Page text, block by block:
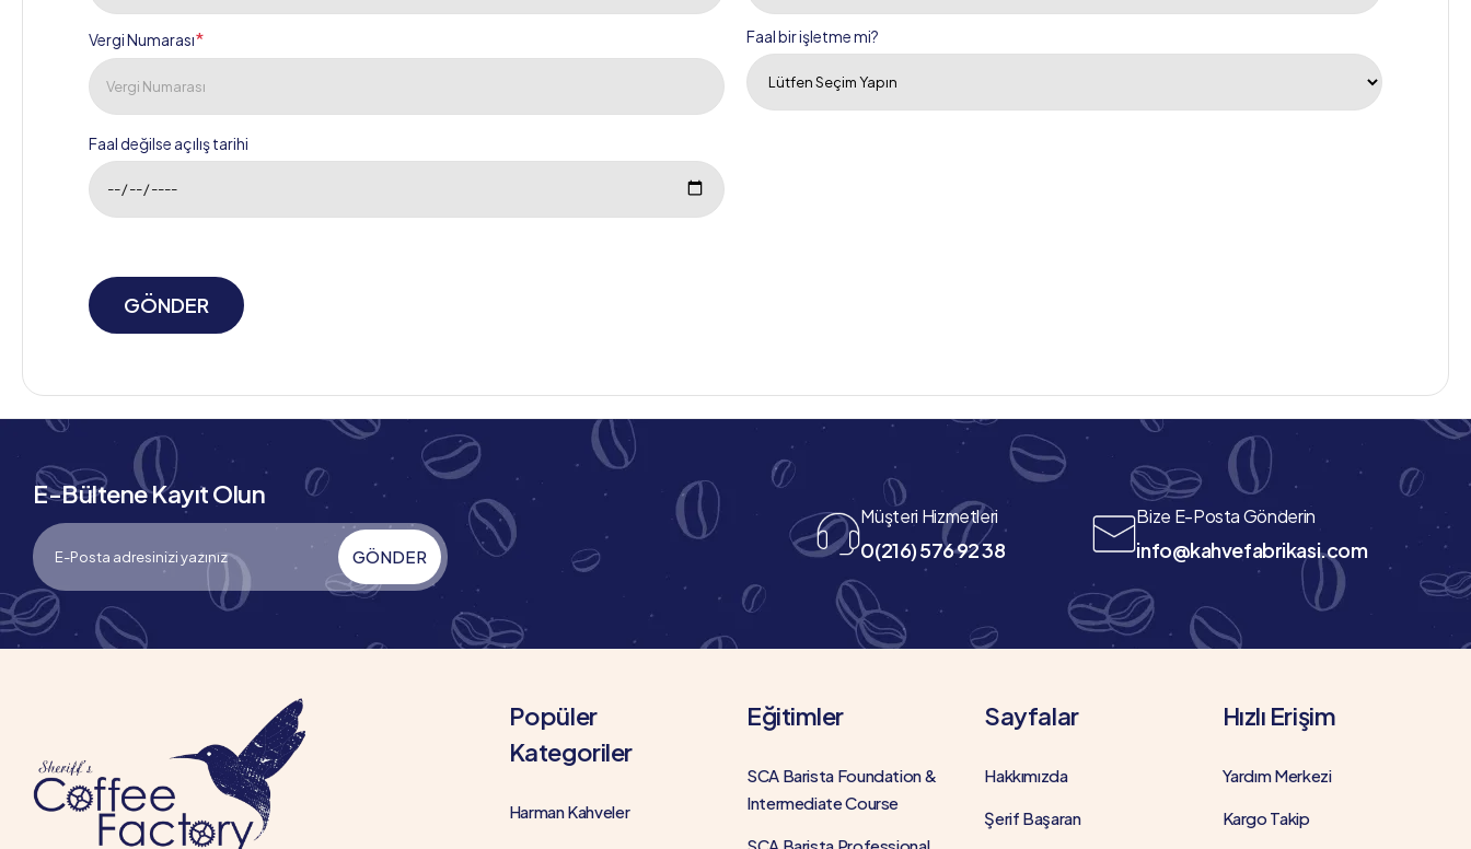
Vergi Numarası* Faal bir işletme mi?
Faal değilse açılış tarihi
GÖNDER
E-Bültene Kayıt Olun
GÖNDER
Müşteri Hizmetleri
0(216) 576 92 38
Bize E-Posta Gönderin
info@kahvefabrikasi.com
Popüler
Kategoriler
Harman Kahveler
Eğitimler
SCA Barista Foundation &
Intermediate Course
SCA Barista Professional
Sayfalar
Hakkımızda
Şerif Başaran
Hızlı Erişim
Yardım Merkezi
Kargo Takip